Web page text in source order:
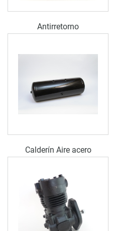
Antirretorno
Calderín Aire acero